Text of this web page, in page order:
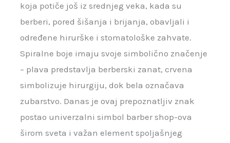
koja potiče još iz srednjeg veka, kada su
berberi, pored šišanja i brijanja, obavljali i
određene hirurške i stomatološke zahvate.
Spiralne boje imaju svoje simbolično značenje
– plava predstavlja berberski zanat, crvena
simbolizuje hirurgiju, dok bela označava
zubarstvo. Danas je ovaj prepoznatljiv znak
postao univerzalni simbol barber shop-ova
širom sveta i važan element spoljašnjeg